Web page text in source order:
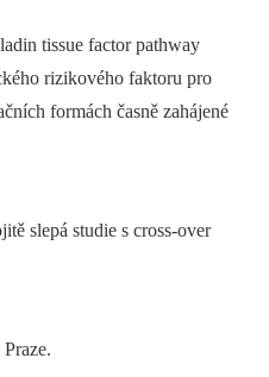
tissue factor pathway
rizikového faktoru pro
formách časně zahájené
slepá studie s cross-over